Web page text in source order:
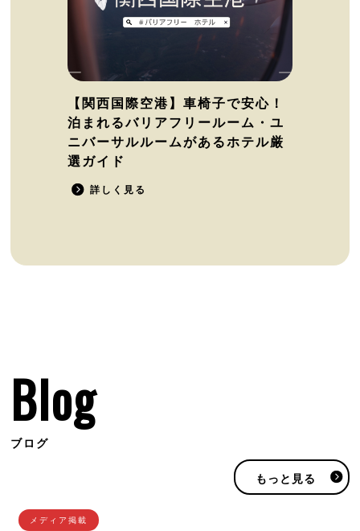
【関西国際空港】車椅子で安心！
泊まれるバリアフリールーム・ユ
ニバーサルルームがあるホテル厳
選ガイド
詳しく見る
Blog
ブログ
もっと見る